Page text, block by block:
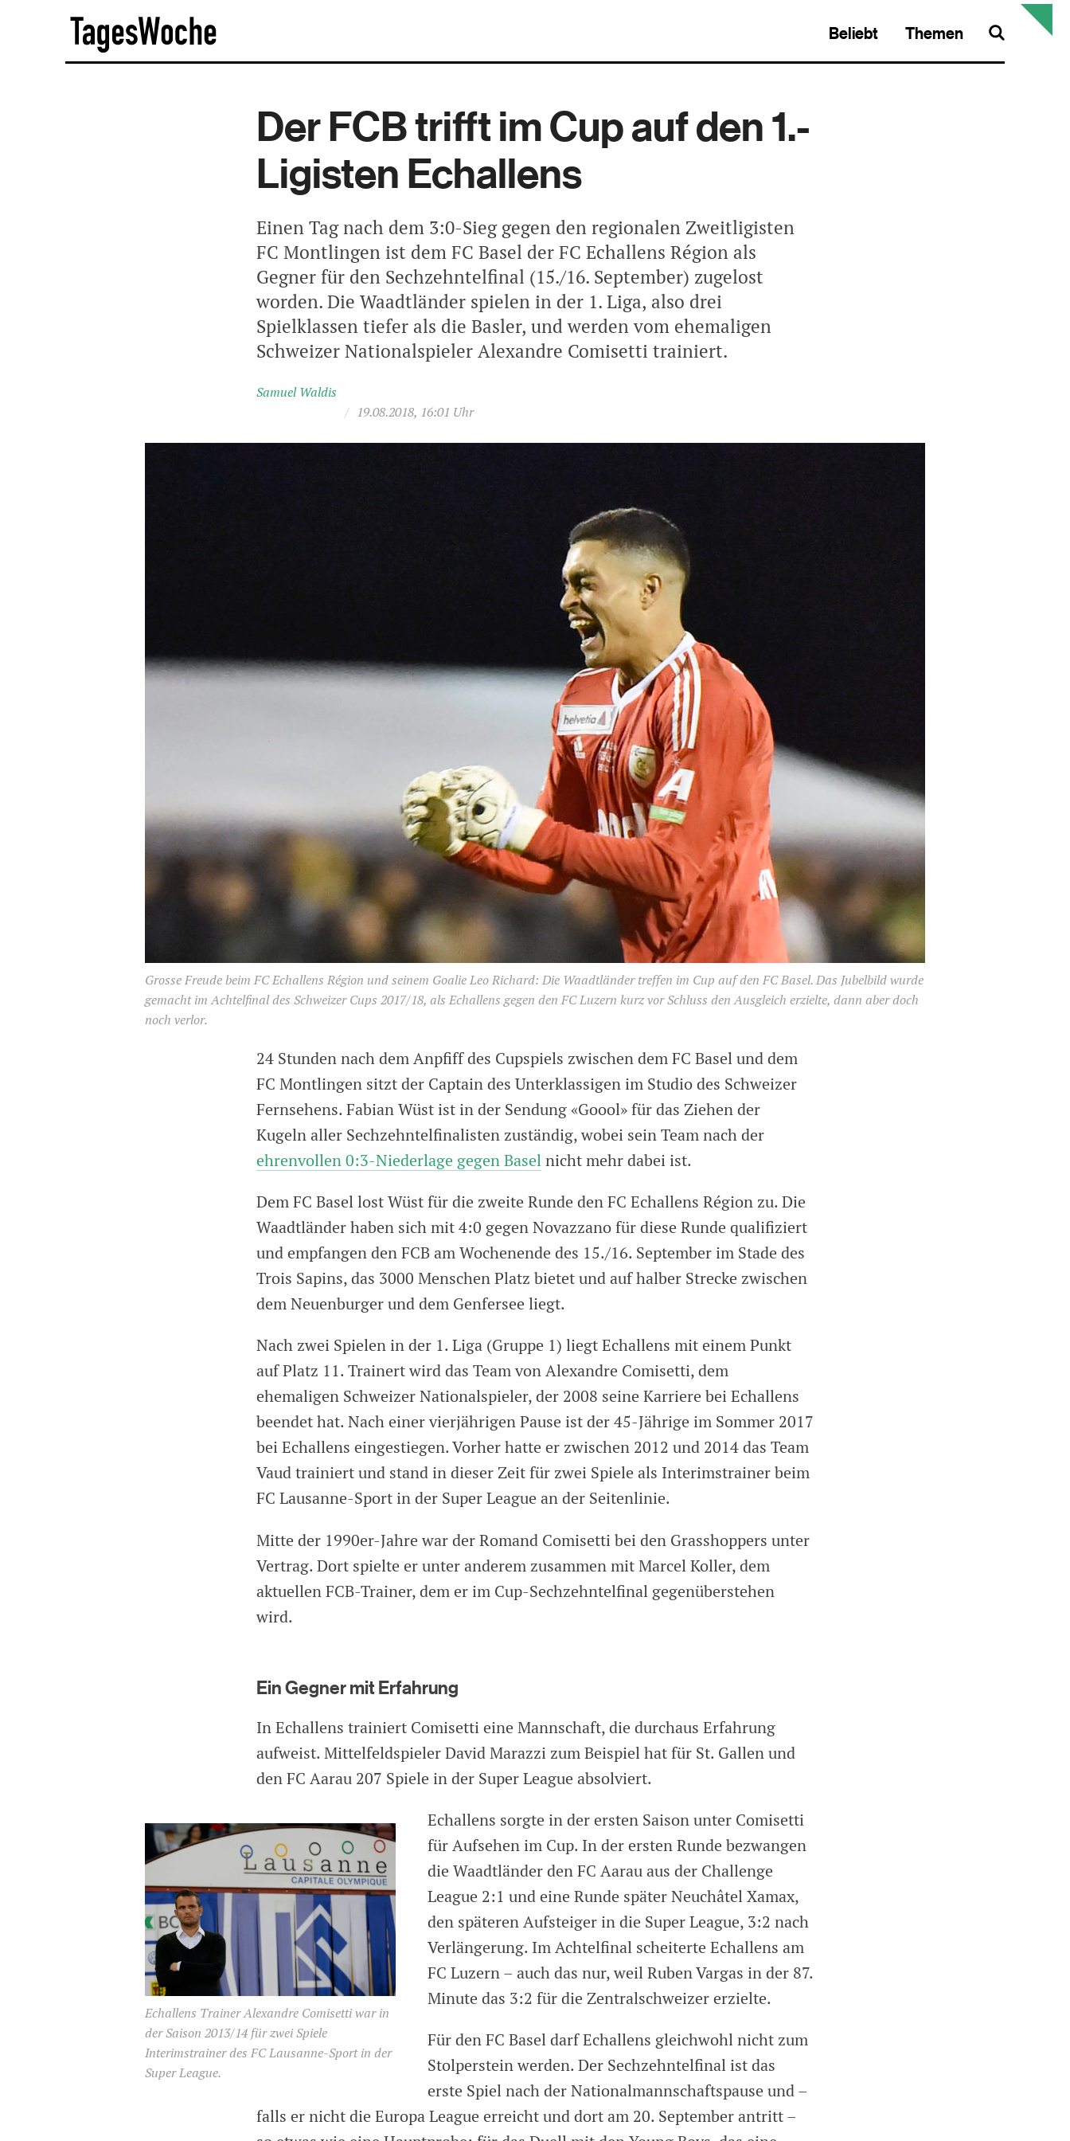
Beliebt Themen
Der FCB trifft im Cup auf den 1.-
Ligisten Echallens
Einen Tag nach dem 3:0-Sieg gegen den regionalen Zweitligisten
FC Montlingen ist dem FC Basel der FC Echallens Région als
Gegner für den Sechzehntelfinal (15./16. September) zugelost
worden. Die Waadtländer spielen in der 1. Liga, also drei
Spielklassen tiefer als die Basler, und werden vom ehemaligen
Schweizer Nationalspieler Alexandre Comisetti trainiert.
Samuel Waldis
/ 19.08.2018, 16:01 Uhr
Grosse Freude beim FC Echallens Région und seinem Goalie Leo Richard: Die Waadtländer treffen im Cup auf den FC Basel. Das Jubelbild wurde
gemacht im Achtelfinal des Schweizer Cups 2017/18, als Echallens gegen den FC Luzern kurz vor Schluss den Ausgleich erzielte, dann aber doch
noch verlor.
24 Stunden nach dem Anpfiff des Cupspiels zwischen dem FC Basel und dem
FC Montlingen sitzt der Captain des Unterklassigen im Studio des Schweizer
Fernsehens. Fabian Wüst ist in der Sendung «Goool» für das Ziehen der
Kugeln aller Sechzehntelfinalisten zuständig, wobei sein Team nach der
ehrenvollen 0:3-Niederlage gegen Baselnicht mehr dabei ist.
Dem FC Basel lost Wüst für die zweite Runde den FC Echallens Région zu. Die
Waadtländer haben sich mit 4:0 gegen Novazzano für diese Runde qualifiziert
und empfangen den FCB am Wochenende des 15./16. September im Stade des
Trois Sapins, das 3000 Menschen Platz bietet und auf halber Strecke zwischen
dem Neuenburger und dem Genfersee liegt.
Nach zwei Spielen in der 1. Liga (Gruppe 1) liegt Echallens mit einem Punkt
auf Platz 11. Trainert wird das Team von Alexandre Comisetti, dem
ehemaligen Schweizer Nationalspieler, der 2008 seine Karriere bei Echallens
beendet hat. Nach einer vierjährigen Pause ist der 45-Jährige im Sommer 2017
bei Echallens eingestiegen. Vorher hatte er zwischen 2012 und 2014 das Team
Vaud trainiert und stand in dieser Zeit für zwei Spiele als Interimstrainer beim
FC Lausanne-Sport in der Super League an der Seitenlinie.
Mitte der 1990er-Jahre war der Romand Comisetti bei den Grasshoppers unter
Vertrag. Dort spielte er unter anderem zusammen mit Marcel Koller, dem
aktuellen FCB-Trainer, dem er im Cup-Sechzehntelfinal gegenüberstehen
wird.
Ein Gegner mit Erfahrung
In Echallens trainiert Comisetti eine Mannschaft, die durchaus Erfahrung
aufweist. Mittelfeldspieler David Marazzi zum Beispiel hat für St. Gallen und
den FC Aarau 207 Spiele in der Super League absolviert.
Echallens Trainer Alexandre Comisetti war in
der Saison 2013/14 für zwei Spiele
Interimstrainer des FC Lausanne-Sport in der
Super League.
Echallens sorgte in der ersten Saison unter Comisetti
für Aufsehen im Cup. In der ersten Runde bezwangen
die Waadtländer den FC Aarau aus der Challenge
League 2:1 und eine Runde später Neuchâtel Xamax,
den späteren Aufsteiger in die Super League, 3:2 nach
Verlängerung. Im Achtelfinal scheiterte Echallens am
FC Luzern – auch das nur, weil Ruben Vargas in der 87.
Minute das 3:2 für die Zentralschweizer erzielte.
Für den FC Basel darf Echallens gleichwohl nicht zum
Stolperstein werden. Der Sechzehntelfinal ist das
erste Spiel nach der Nationalmannschaftspause und –
falls er nicht die Europa League erreicht und dort am 20. September antritt –